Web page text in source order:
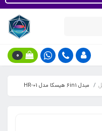
0
مبدل 6in1 هیسکا مدل HR-01